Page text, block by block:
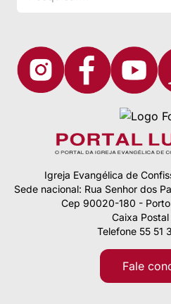
Igreja Evangélica de
Sede nacional: Rua Senhor dos
Cep 90020-180 -
Caixa
Telefone 55 51
Fale